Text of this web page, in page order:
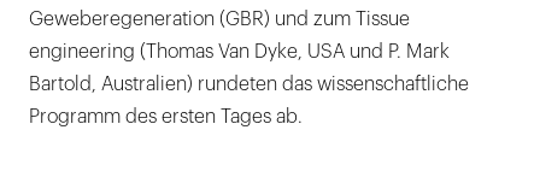
Geweberegeneration (GBR) und zum Tissue
engineering (Thomas Van Dyke, USA und P. Mark
Bartold, Australien) rundeten das wissenschaftliche
Programm des ersten Tages ab.